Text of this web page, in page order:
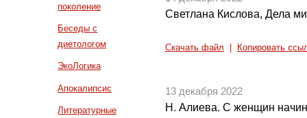
поколение
Беседы с
диетологом
ЭкоЛогика
Апокалипсис
Литературные
Светлана Кислова, Дела
Скачать файл Копировать
13 декабря 2022
Н. Алиева. С женщин